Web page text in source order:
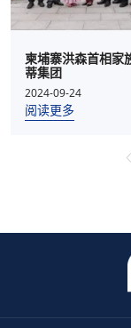
柬埔寨洪森首相家
蒂集团
2024-09-24
阅读更多